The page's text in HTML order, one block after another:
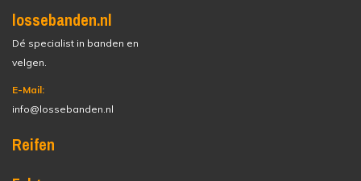
lossebanden.nl
Dé specialist in banden en
velgen.
E-Mail:
info@lossebanden.nl
Reifen